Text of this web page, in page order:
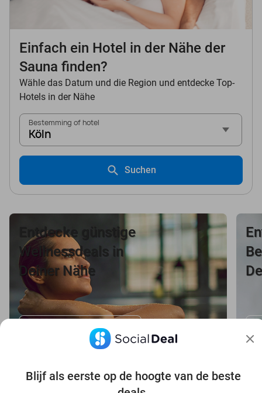
Blijf als eerste op de hoogte van de beste
Einfach ein Hotel in der Nähe der
Sauna finden?
Wähle das Datum und die Region und entdecke Top-
Hotels in der Nähe
Bestemming of hotel
Köln
Suchen
Entdecke günstige
Wellnessdeals in
Deiner Nähe
Wellness-Deals ansehen